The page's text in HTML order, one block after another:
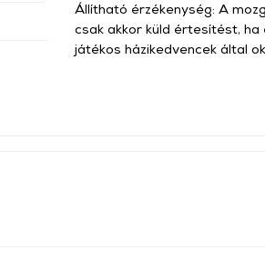
Állítható érzékenység: A
csak akkor küld értesítést, ha
játékos házikedvencek által